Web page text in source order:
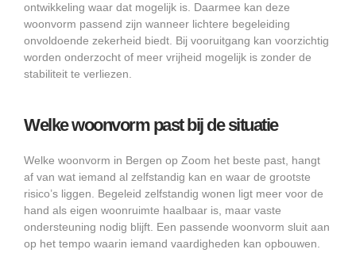
ontwikkeling waar dat mogelijk is. Daarmee kan deze
woonvorm passend zijn wanneer lichtere begeleiding
onvoldoende zekerheid biedt. Bij vooruitgang kan voorzichtig
worden onderzocht of meer vrijheid mogelijk is zonder de
stabiliteit te verliezen.
Welke woonvorm past bij de situatie
Welke woonvorm in Bergen op Zoom het beste past, hangt
af van wat iemand al zelfstandig kan en waar de grootste
risico’s liggen. Begeleid zelfstandig wonen ligt meer voor de
hand als eigen woonruimte haalbaar is, maar vaste
ondersteuning nodig blijft. Een passende woonvorm sluit aan
op het tempo waarin iemand vaardigheden kan opbouwen.